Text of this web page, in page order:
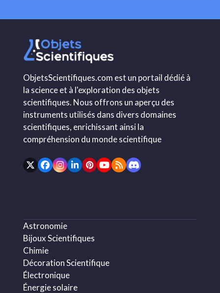
ObjetsScientifiques.com est un portail dédié à
la science et à l'exploration des objets
scientifiques. Nous offrons un aperçu des
instruments utilisés dans divers domaines
scientifiques, enrichissant ainsi la
compréhension du monde scientifique
TwitterFacebook
Instagram
LinkedIn
Pinterest
YouTube
RSSDiscord
Astronomie
Bijoux Scientifiques
Chimie
Décoration Scientifique
Électronique
Énergie solaire